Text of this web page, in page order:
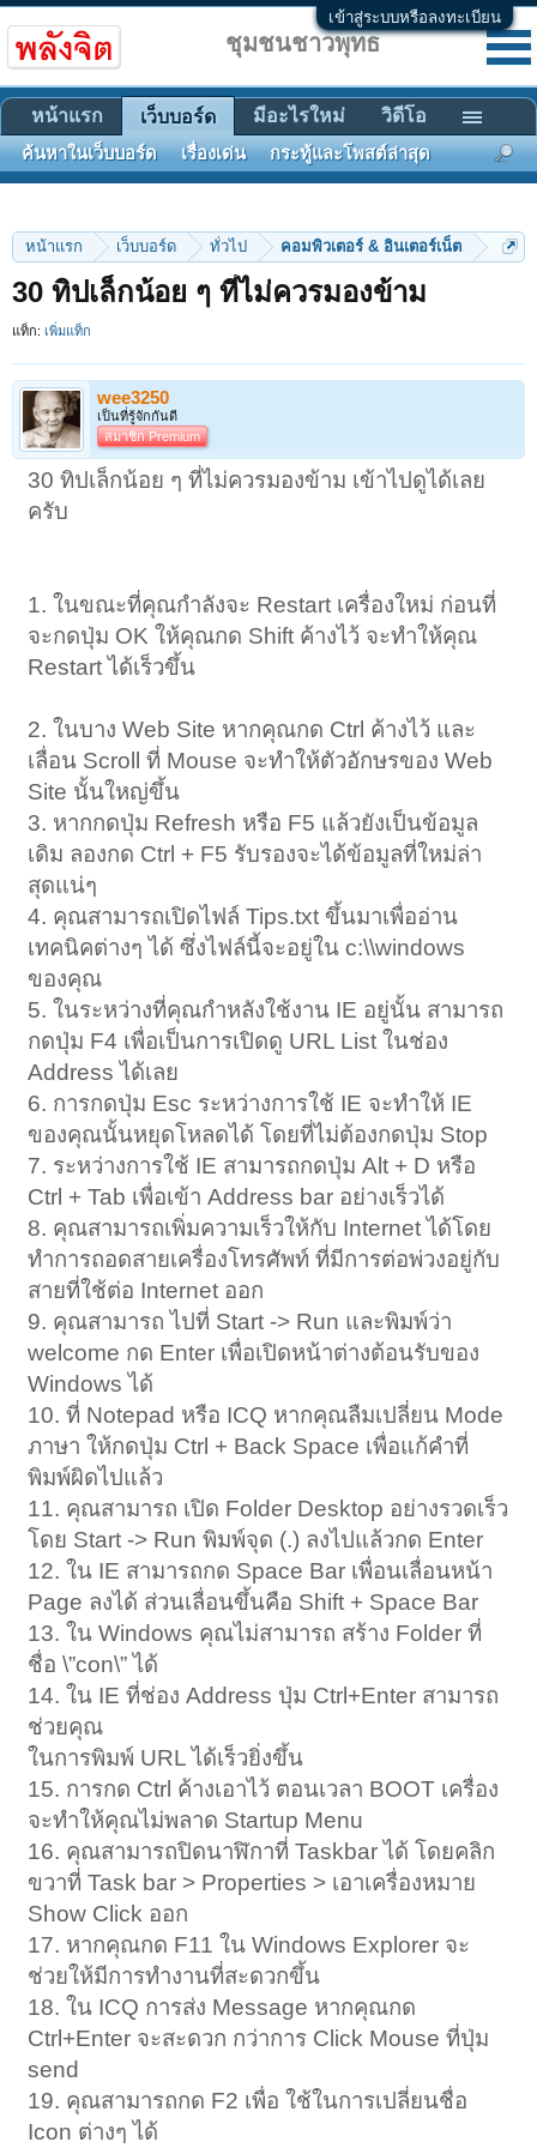
เข้าสู่ระบบหรือลงทะเบียน
หน้าแรก เว็บบอร์ด ทั่วไป คอมพิวเตอร์ & อินเตอร์เน็ต
30 ทิปเล็กน้อย ๆ ที่ไม่ควรมองข้าม
แท็ก: เพิ่มแท็ก
wee3250
เป็นที่รู้จักกันดี
สมาชิก Premium
30 ทิปเล็กน้อย ๆ ที่ไม่ควรมองข้าม เข้าไปดูได้เลย
ครับ
1. ในขณะที่คุณกำลังจะ Restart เครื่องใหม่ ก่อนที่
จะกดปุ่ม OK ให้คุณกด Shift ค้างไว้ จะทำให้คุณ
Restart ได้เร็วขึ้น
2. ในบาง Web Site หากคุณกด Ctrl ค้างไว้ และ
เลื่อน Scroll ที่ Mouse จะทำให้ตัวอักษรของ Web
Site นั้นใหญ่ขึ้น
3. หากกดปุ่ม Refresh หรือ F5 แล้วยังเป็นข้อมูล
เดิม ลองกด Ctrl + F5 รับรองจะได้ข้อมูลที่ใหม่ล่า
สุดแน่ๆ
4. คุณสามารถเปิดไฟล์ Tips.txt ขึ้นมาเพื่ออ่าน
เทคนิคต่างๆ ได้ ซึ่งไฟล์นี้จะอยู่ใน c:\\windows
ของคุณ
5. ในระหว่างที่คุณกำหลังใช้งาน IE อยู่นั้น สามารถ
กดปุ่ม F4 เพื่อเป็นการเปิดดู URL List ในช่อง
Address ได้เลย
6. การกดปุ่ม Esc ระหว่างการใช้ IE จะทำให้ IE
ของคุณนั้นหยุดโหลดได้ โดยที่ไม่ต้องกดปุ่ม Stop
7. ระหว่างการใช้ IE สามารถกดปุ่ม Alt + D หรือ
Ctrl + Tab เพื่อเข้า Address bar อย่างเร็วได้
8. คุณสามารถเพิ่มความเร็วให้กับ Internet ได้โดย
ทำการถอดสายเครื่องโทรศัพท์ ที่มีการต่อพ่วงอยู่กับ
สายที่ใช้ต่อ Internet ออก
9. คุณสามารถ ไปที่ Start -> Run และพิมพ์ว่า
welcome กด Enter เพื่อเปิดหน้าต่างต้อนรับของ
Windows ได้
10. ที่ Notepad หรือ ICQ หากคุณลืมเปลี่ยน Mode
ภาษา ให้กดปุ่ม Ctrl + Back Space เพื่อแก้คำที่
พิมพ์ผิดไปแล้ว
11. คุณสามารถ เปิด Folder Desktop อย่างรวดเร็ว
โดย Start -> Run พิมพ์จุด (.) ลงไปแล้วกด Enter
12. ใน IE สามารถกด Space Bar เพื่อนเลื่อนหน้า
Page ลงได้ ส่วนเลื่อนขึ้นคือ Shift + Space Bar
13. ใน Windows คุณไม่สามารถ สร้าง Folder ที่
ชื่อ \”con\” ได้
14. ใน IE ที่ช่อง Address ปุ่ม Ctrl+Enter สามารถ
ช่วยคุณ
ในการพิมพ์ URL ได้เร็วยิ่งขึ้น
15. การกด Ctrl ค้างเอาไว้ ตอนเวลา BOOT เครื่อง
จะทำให้คุณไม่พลาด Startup Menu
16. คุณสามารถปิดนาฬิกาที่ Taskbar ได้ โดยคลิก
ขวาที่ Task bar > Properties > เอาเครื่องหมาย
Show Click ออก
17. หากคุณกด F11 ใน Windows Explorer จะ
ช่วยให้มีการทำงานที่สะดวกขึ้น
18. ใน ICQ การส่ง Message หากคุณกด
Ctrl+Enter จะสะดวก กว่าการ Click Mouse ที่ปุ่ม
send
19. คุณสามารถกด F2 เพื่อ ใช้ในการเปลี่ยนชื่อ
Icon ต่างๆ ได้
ชุมชนชาวพุทธ
หน้าแรก เว็บบอร์ด
ค้นหาในเว็บบอร์ด เรื่องเด่น กระทู้และโพสต์ล่าสุด
มีอะไรใหม่ วิดีโอ